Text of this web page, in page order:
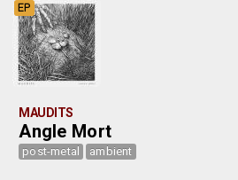
EP
MAUDITS
Angle Mort
post-metal ambient